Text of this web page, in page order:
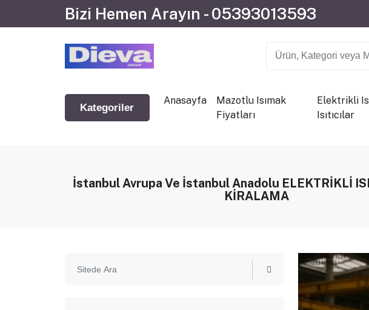
Bizi Hemen Arayın - 05393013593
Kategoriler
Anasayfa
Mazotlu Isımak
Fiyatları
Elektrikli
Isıtıcılar
İstanbul Avrupa Ve İstanbul Anadolu ELEKTRİKLİ
KİRALAMA